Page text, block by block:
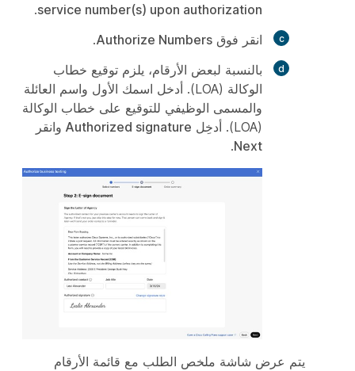
service number(s) upon authorization
.
انقر فوق Authorize Numbers
.
بالنسبة لبعض الأرقام، يلزم توقيع خطاب
الوكالة (LOA). أدخل اسمك الأول واسم العائلة
والمسمى الوظيفي للتوقيع على خطاب الوكالة
(LOA). أدخِل
Authorized signature وانقر
Next
.
يتم عرض شاشة ملخص الطلب مع قائمة الأرقام